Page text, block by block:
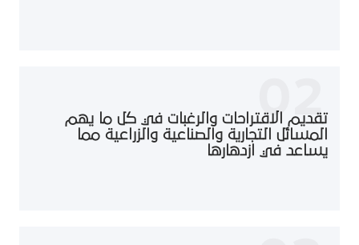
02
تقديم الاقتراحات والرغبات في كل ما يهم
المسائل التجارية والصناعية والزراعية مما
يساعد في ازدهارها